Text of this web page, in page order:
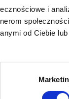
i
od Ciebie lub
o wyborze tej
pozwoli
pozbawiona